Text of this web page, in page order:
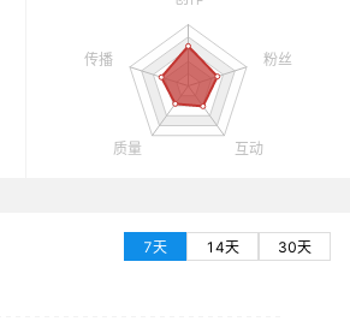
7天 14天 30天